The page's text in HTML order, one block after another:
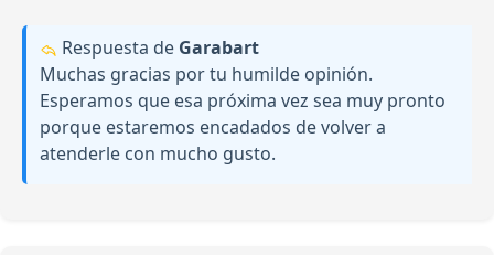
Respuesta de Garabart
Muchas gracias por tu humilde opinión.
Esperamos que esa próxima vez sea muy pronto
porque estaremos encadados de volver a
atenderle con mucho gusto.